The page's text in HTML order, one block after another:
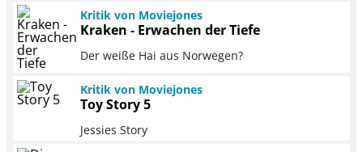
Kritik von Moviejones
Kraken - Erwachen der Tiefe
Der weiße Hai aus Norwegen?
Kritik von Moviejones
Toy Story 5
Jessies Story